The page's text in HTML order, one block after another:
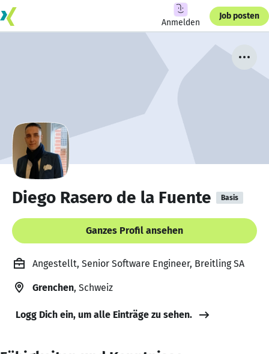
Anmelden
Job posten
Diego Rasero de la Fuente Basis
Ganzes Profil ansehen
Angestellt, Senior Software Engineer, Breitling SA
Grenchen, Schweiz
Logg Dich ein, um alle Einträge zu sehen.